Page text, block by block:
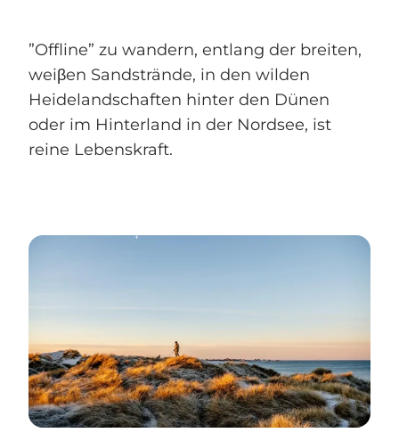
Plane deine Reise
”Offline” zu wandern, entlang der breiten,
weiβen Sandstrände, in den wilden
Heidelandschaften hinter den Dünen
oder im Hinterland in der Nordsee, ist
reine Lebenskraft.